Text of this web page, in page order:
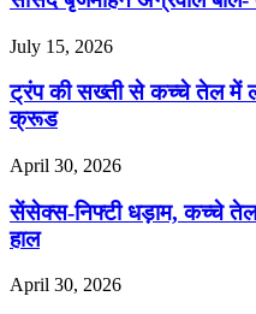
July 15, 2026
ट्रंप की सख्ती से कच्चे तेल में
क्रूड
April 30, 2026
सेंसेक्स-निफ्टी धड़ाम, कच्चे तेल
हाल
April 30, 2026